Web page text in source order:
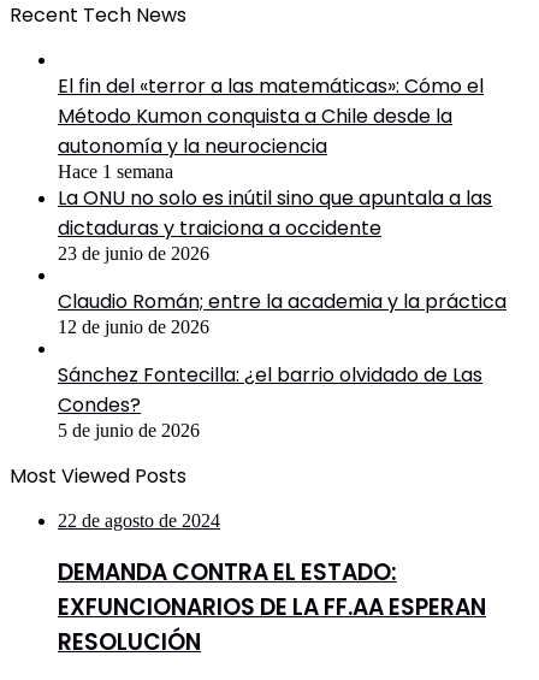
Recent Tech News
El fin del «terror a las matemáticas»: Cómo el
Método Kumon conquista a Chile desde la
autonomía y la neurociencia
Hace 1 semana
La ONU no solo es inútil sino que apuntala a las
dictaduras y traiciona a occidente
23 de junio de 2026
Claudio Román; entre la academia y la práctica
12 de junio de 2026
Sánchez Fontecilla: ¿el barrio olvidado de Las
Condes?
5 de junio de 2026
Most Viewed Posts
22 de agosto de 2024
DEMANDA CONTRA EL ESTADO:
EXFUNCIONARIOS DE LA FF.AA ESPERAN
RESOLUCIÓN